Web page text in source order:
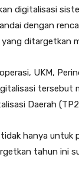
digitalisasi
dengan
ditargetkan
UKM,
tersebut
Daerah
hanya untuk
tahun ini